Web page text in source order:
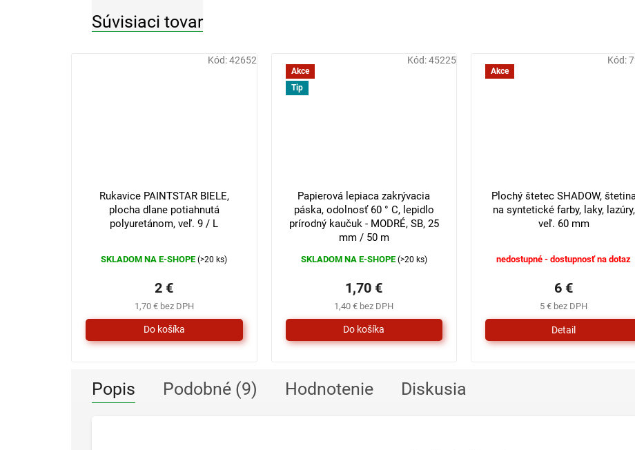
Súvisiaci tovar
Rukavice PAINTSTAR BIELE,
plocha dlane potiahnutá
polyuretánom, veľ. 9 / L
SKLADOM NA E-SHOPE(>20 ks)
1,70 € bez DPH
2 €
Kód:42652
Akce
Tip
Papierová lepiaca zakrývacia
páska, odolnosť 60 ° C, lepidlo
prírodný kaučuk - MODRÉ, SB, 25
mm / 50 m
SKLADOM NA E-SHOPE (>20 ks)
1,40 € bez DPH
1,70 €
Kód:45225
Akce
Plochý štetec SHADOW, štetina
na syntetické farby, laky, lazúry,
veľ. 60 mm
nedostupné - dostupnosť na dotaz
5 € bez DPH
6 €
Detail
Kód:
Popis Podobné (9) Hodnotenie Diskusia